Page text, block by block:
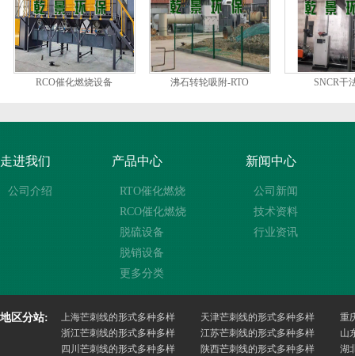
RCO催化燃烧设备 沸石转轮吸附-RTO SNCR干
走进我们
公司介绍
产品中心
RTO催化燃烧
RCO催化燃烧
脱硫设备
脱销设备
更多分类
新闻中心
公司新闻
技术资料
行业资讯
地区分站: 上海芒刺线的形式多种多样 天津芒刺线的形式多种多样
重
浙江芒刺线的形式多种多样
江苏芒刺线的形式多种多样
山
四川芒刺线的形式多种多样
陕西芒刺线的形式多种多样
湖